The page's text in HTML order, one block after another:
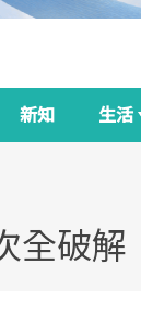
新知 生活
破解